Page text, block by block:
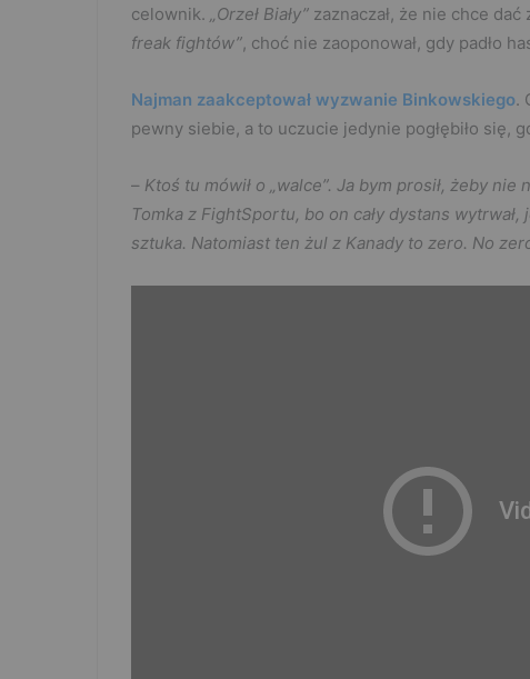
celownik.
„Orzeł Biały” zaznaczał, że nie chce
freak fightów”, choć nie zaoponował, gdy padło
Najman zaakceptował wyzwanie Binkowskiego.
pewny siebie, a to uczucie jedynie pogłębiło się,
– Ktoś tu mówił o „walce”. Ja bym prosił, żeby
Tomka z FightSportu, bo on cały dystans
sztuka. Natomiast ten żul z Kanady to zero. No